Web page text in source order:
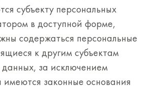
субъекту персональных
в доступной форме,
содержаться персональные
к другим субъектам
данных, за исключением
имеются законные основания